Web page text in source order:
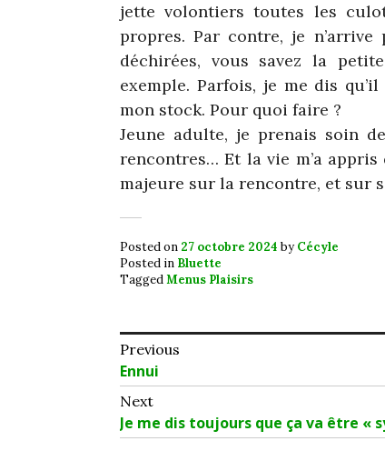
jette volontiers toutes les
propres. Par contre, je
déchirées, vous savez la
exemple. Parfois, je me dis
mon stock. Pour quoi faire ?
Jeune adulte, je prenais soin
rencontres… Et la vie m’a appris
majeure sur la rencontre, et sur
Posted on 27 octobre 2024 byCécyle
Posted in Bluette
TaggedMenus Plaisirs
Navigation
de
l’article
Previous
Previous
post:
Ennui
Next
Next
post:
Je me dis toujours que ça va être «